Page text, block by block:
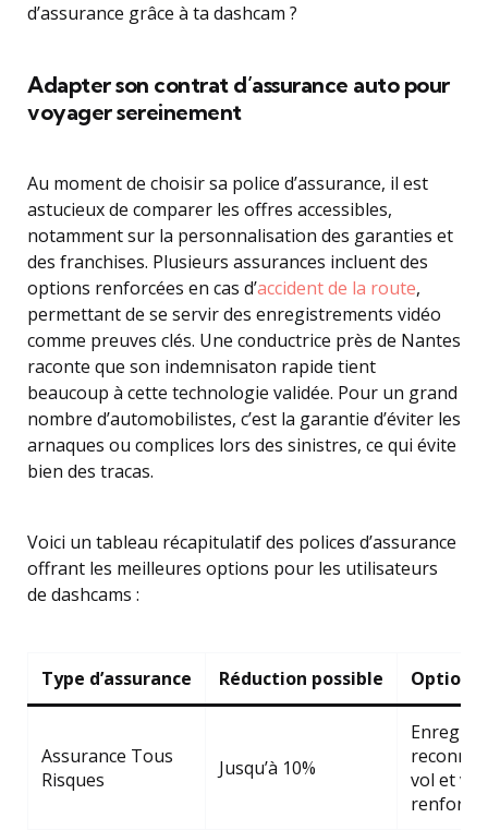
d’assurance grâce à ta dashcam ?
Adapter son contrat d’assurance auto pour
voyager sereinement
Au moment de choisir sa police d’assurance, il est
astucieux de comparer les offres accessibles,
notamment sur la personnalisation des garanties et
des franchises. Plusieurs assurances incluent des
options renforcées en cas d’accident de la route,
permettant de se servir des enregistrements vidéo
comme preuves clés. Une conductrice près de Nantes
raconte que son indemnisaton rapide tient
beaucoup à cette technologie validée. Pour un grand
nombre d’automobilistes, c’est la garantie d’éviter les
arnaques ou complices lors des sinistres, ce qui évite
bien des tracas.
Voici un tableau récapitulatif des polices d’assurance
offrant les meilleures options pour les utilisateurs
de dashcams :
Type d’assurance Réduction possible Options
Assurance Tous
Risques
Jusqu’à 10%
vol et